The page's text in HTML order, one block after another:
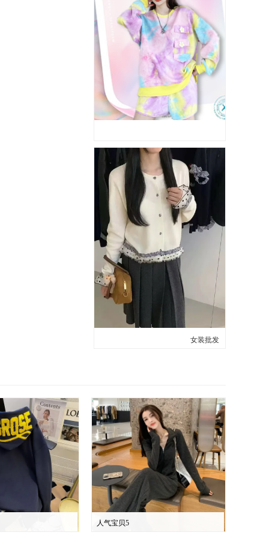
女装批发
人气宝贝5